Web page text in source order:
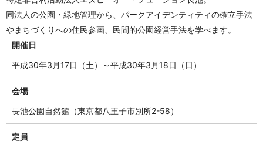
同法人の公園・緑地管理から、パークアイデンティティの確立手法
やまちづくりへの住民参画、民間的公園経営手法を学べます。
開催日
平成30年3月17日（土）～平成30年3月18日（日）
会場
長池公園自然館（東京都八王子市別所2-58）
定員